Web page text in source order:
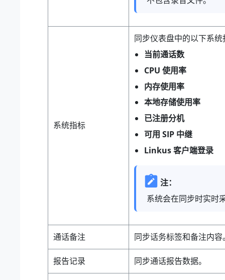
系统指标
同步仪表盘中的以下系
当前通话数
CPU 使用率
内存使用率
本地存储使用率
已注册分机
可用 SIP 中继
Linkus 客户端登录
注：
系统会在同步时实时
通话备注 同步话务标签和备注内容
报告记录 同步通话报告数据。